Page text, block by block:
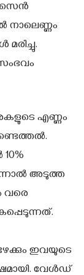
നാലെണ്ണം
എണ്ണം
അടുത്ത
വരെ
ഇവയുടെ
വേള്‍ഡ്